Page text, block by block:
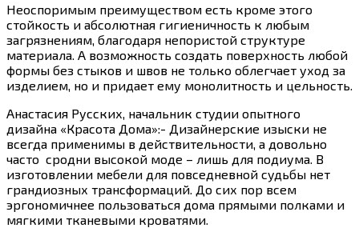
Неоспоримым преимуществом есть кроме этого
стойкость и абсолютная гигиеничность к любым
загрязнениям, благодаря непористой структуре
материала. А возможность создать поверхность любой
формы без стыков и швов не только облегчает уход за
изделием, но и придает ему монолитность и цельность.
Анастасия Русских, начальник студии опытного
дизайна «Красота Дома»:- Дизайнерские изыски не
всегда применимы в действительности, а довольно
часто сродни высокой моде – лишь для подиума. В
изготовлении мебели для повседневной судьбы нет
грандиозных трансформаций. До сих пор всем
эргономичнее пользоваться дома прямыми полками и
мягкими тканевыми кроватями.